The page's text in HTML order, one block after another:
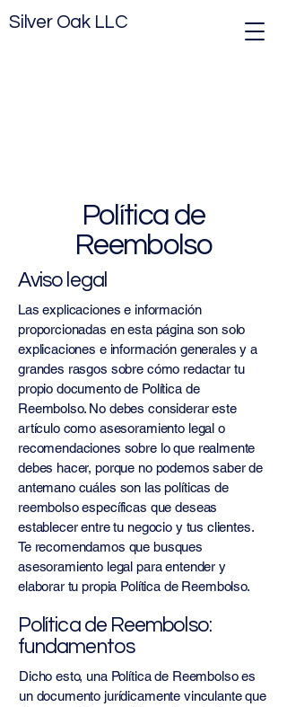
Silver Oak LLC
Política de
Reembolso
Aviso legal
Las explicaciones e información
proporcionadas en esta página son solo
explicaciones e información generales y a
grandes rasgos sobre cómo redactar tu
propio documento de Política de
Reembolso. No debes considerar este
artículo como asesoramiento legal o
recomendaciones sobre lo que realmente
debes hacer, porque no podemos saber de
antemano cuáles son las políticas de
reembolso específicas que deseas
establecer entre tu negocio y tus clientes.
Te recomendamos que busques
asesoramiento legal para entender y
elaborar tu propia Política de Reembolso.
Política de Reembolso:
fundamentos
Dicho esto, una Política de Reembolso es
un documento jurídicamente vinculante que